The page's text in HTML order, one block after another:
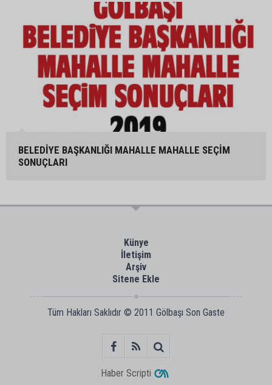
BELEDİYE BAŞKANLIĞI MAHALLE MAHALLE SEÇİM
SONUÇLARI
Künye
İletişim
Arşiv
Sitene Ekle
Tüm Hakları Saklıdır © 2011 Gölbaşı Son Gaste
Haber Scripti